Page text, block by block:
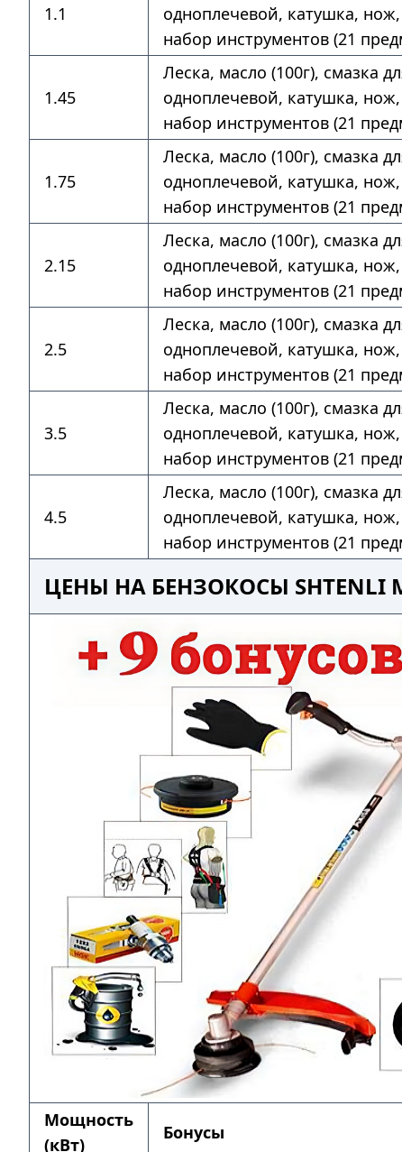
1.1
одноплечевой, катушка,
набор инструментов (21
1.45
Леска, масло (100г), смазка
одноплечевой, катушка,
набор инструментов (21
1.75
Леска, масло (100г), смазка
одноплечевой, катушка,
набор инструментов (21
2.15
Леска, масло (100г), смазка
одноплечевой, катушка,
набор инструментов (21
2.5
Леска, масло (100г), смазка
одноплечевой, катушка,
набор инструментов (21
3.5
Леска, масло (100г), смазка
одноплечевой, катушка,
набор инструментов (21
4.5
Леска, масло (100г), смазка
одноплечевой, катушка,
набор инструментов (21
ЦЕНЫ НА БЕНЗОКОСЫ SHTENLI
Мощность
(кВт)
Бонусы